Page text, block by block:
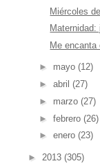
Miércoles
Me
► mayo (12)
► abril (27)
► marzo (27)
► febrero (26)
► enero (23)
► 2013 (305)